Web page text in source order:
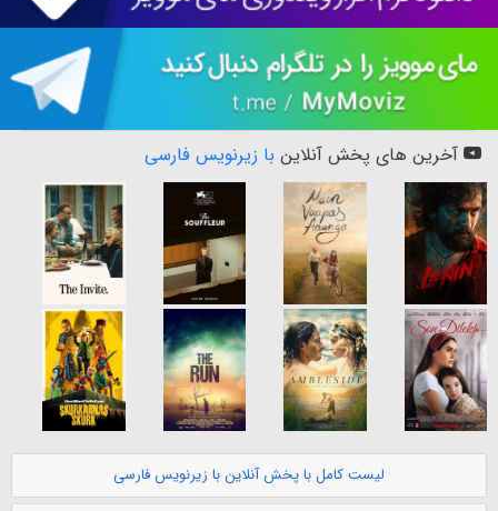
آخرین های پخش آنلاین با زیرنویس فارسی
لیست کامل با پخش آنلاین با زیرنویس فارسی